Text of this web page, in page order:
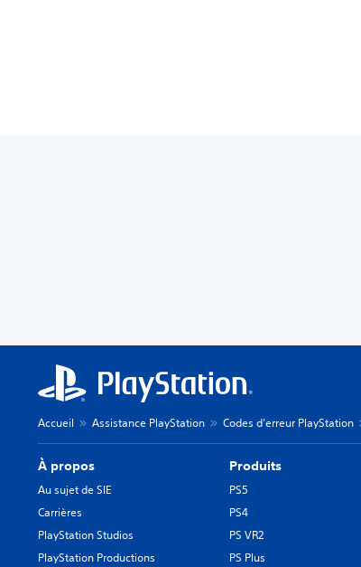
Accueil Assistance PlayStation Codes d’erreur PlayStation
À propos
Au sujet de SIE
Carrières
PlayStation Studios
PlayStation Productions
Produits
PS5
PS4
PS VR2
PS Plus